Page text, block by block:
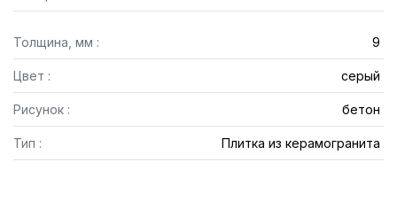
Толщина, мм : 9
Цвет : серый
Рисунок : бетон
Тип : Плитка из керамогранита